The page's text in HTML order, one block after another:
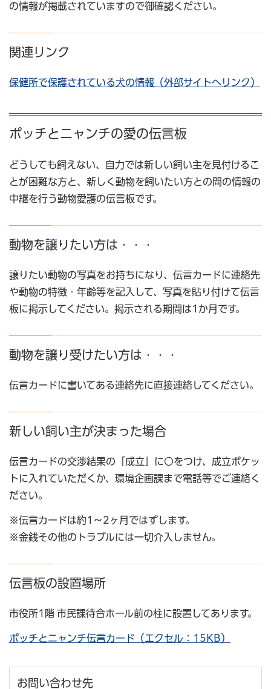
の情報が掲載されていますので御確認ください。
関連リンク
保健所で保護されている犬の情報（外部サイトへリンク）
ポッチとニャンチの愛の伝言板
どうしても飼えない、自力では新しい飼い主を見付けるこ
とが困難な方と、新しく動物を飼いたい方との間の情報の
中継を行う動物愛護の伝言板です。
動物を譲りたい方は・・・
譲りたい動物の写真をお持ちになり、伝言カードに連絡先
や動物の特徴・年齢等を記入して、写真を貼り付けて伝言
板に掲示してください。掲示される期間は1か月です。
動物を譲り受けたい方は・・・
伝言カードに書いてある連絡先に直接連絡してください。
新しい飼い主が決まった場合
伝言カードの交渉結果の「成立」に○をつけ、成立ポケッ
トに入れていただくか、環境企画課まで電話等でご連絡く
ださい。
※伝言カードは約1～2ヶ月ではずします。
※金銭その他のトラブルには一切介入しません。
伝言板の設置場所
市役所1階 市民課待合ホール前の柱に設置してあります。
ポッチとニャンチ伝言カード（エクセル：15KB）
お問い合わせ先